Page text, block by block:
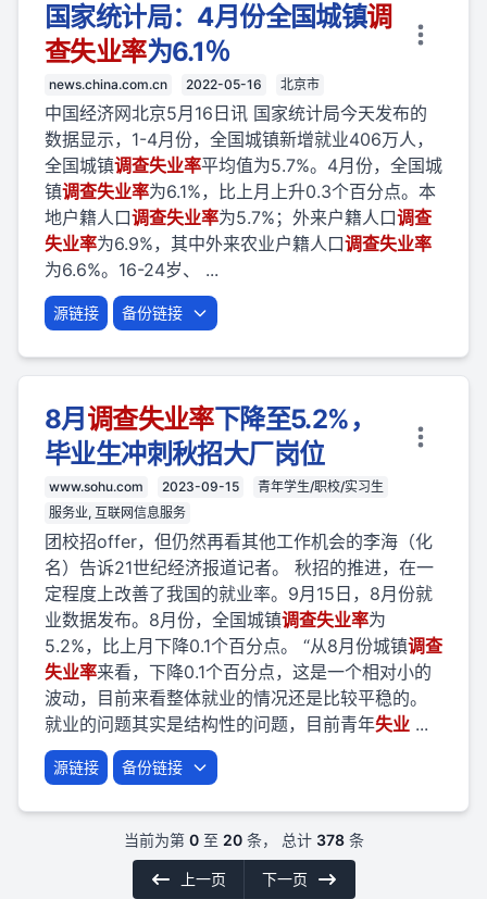
国家统计局：4月份全国城镇调
查失业率为6.1％
news.china.com.cn 2022-05-16 北京市
中国经济网北京5月16日讯 国家统计局今天发布的
数据显示，1-4月份，全国城镇新增就业406万人，
全国城镇调查失业率平均值为5.7%。4月份，全国城
镇调查失业率为6.1%，比上月上升0.3个百分点。本
地户籍人口调查失业率为5.7%；外来户籍人口调查
失业率为6.9%，其中外来农业户籍人口调查失业率
为6.6%。16-24岁、 ...
源链接 备份链接
8月调查失业率下降至5.2%，
毕业生冲刺秋招大厂岗位
www.sohu.com 2023-09-15
青年学生/职校/实习生
服务业, 互联网信息服务
团校招offer，但仍然再看其他工作机会的李海（化
名）告诉21世纪经济报道记者。 秋招的推进，在一
定程度上改善了我国的就业率。9月15日，8月份就
业数据发布。8月份，全国城镇调查失业率为
5.2%，比上月下降0.1个百分点。 “从8月份城镇调查
失业率来看，下降0.1个百分点，这是一个相对小的
波动，目前来看整体就业的情况还是比较平稳的。
就业的问题其实是结构性的问题，目前青年失业 ...
源链接 备份链接
当前为第 0至 20条， 总计 378条
上一页 下一页